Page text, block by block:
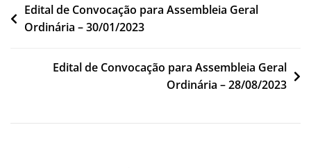
Navegação
de
Edital de Convocação para Assembleia Geral
Ordinária – 30/01/2023
Edital de Convocação para Assembleia Geral
Ordinária – 28/08/2023